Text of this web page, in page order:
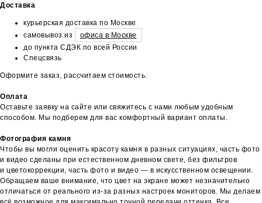
Доставка
курьерская доставка по Москве
самовывоз из
офиса в Москве
до пункта СДЭК по всей России
Спецсвязь
Оформите заказ, рассчитаем стоимость.
Оплата
Оставьте заявку на сайте или свяжитесь с нами любым удобным
способом. Мы подберем для вас комфортный вариант оплаты.
Фотография камня
Чтобы вы могли оценить красоту камня в разных ситуациях, часть фото
и видео сделаны при естественном дневном свете, без фильтров
и цветокоррекции, часть фото и видео — в искусственном освещении.
Обращаем ваше внимание, что цвет на экране может незначительно
отличаться от реального из-за разных настроек мониторов. Мы делаем